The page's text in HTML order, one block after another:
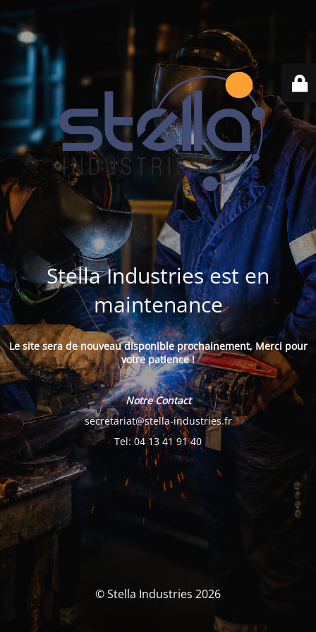
Stella Industries est en
maintenance
Le site sera de nouveau disponible prochainement, Merci pour
votre patience !
Notre Contact
secretariat@stella-industries.fr
Tel: 04 13 41 91 40
© Stella Industries 2026